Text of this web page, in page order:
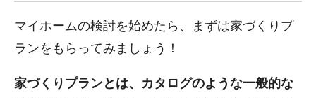
マイホームの検討を始めたら、まずは家づくりプ
ランをもらってみましょう！
家づくりプランとは、カタログのような一般的な